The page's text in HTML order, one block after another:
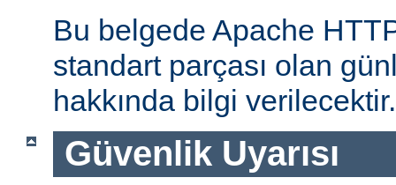
Bu belgede Apache
standart parçası olan
hakkında bilgi verilecektir.
Güvenlik Uyarısı